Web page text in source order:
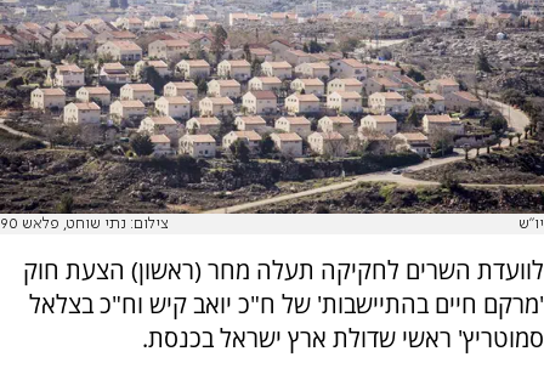
יו"ש צילום: נתי שוחט, פלאש 90
לוועדת השרים לחקיקה תעלה מחר (ראשון) הצעת חוק
'מרקם חיים בהתיישבות' של ח"כ יואב קיש וח"כ בצלאל
סמוטריץ' ראשי שדולת ארץ ישראל בכנסת.